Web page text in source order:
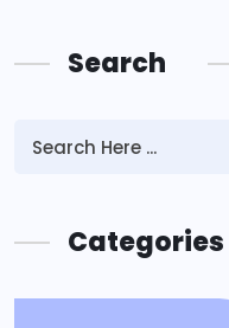
Search
Categories